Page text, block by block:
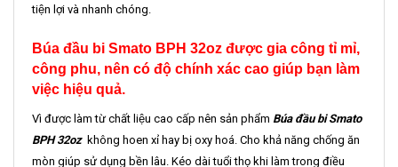
tiện lợi và nhanh chóng.
Búa đầu bi Smato BPH 32oz được gia công tỉ mỉ,
công phu, nên có độ chính xác cao giúp bạn làm
việc hiệu quả.
Vì được làm từ chất liệu cao cấp nên sản phẩm Búa đầu bi Smato
BPH 32ozkhông hoen xỉ hay bị oxy hoá. Cho khả năng chống ăn
mòn giúp sử dụng bền lâu. Kéo dài tuổi thọ khi làm trong điều